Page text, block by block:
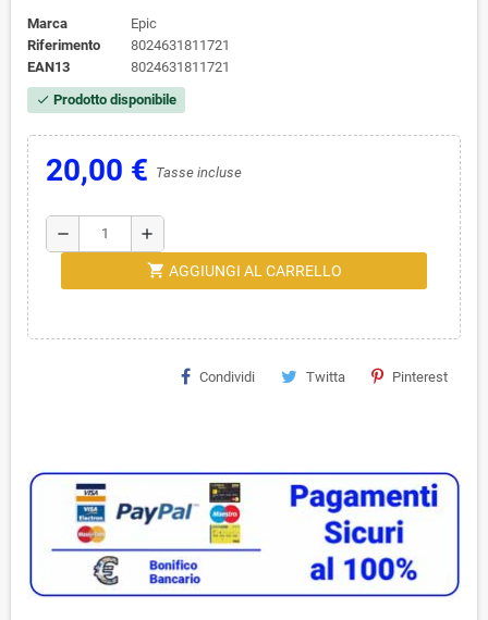
Marca
Epic
Riferimento
8024631811721
EAN13
8024631811721
check Prodotto disponibile
20,00 € Tasse incluse
remove add
shopping_cart AGGIUNGI AL CARRELLO
Condividi Twitta Pinterest